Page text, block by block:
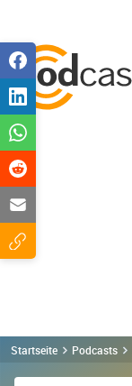
Startseite Podcasts